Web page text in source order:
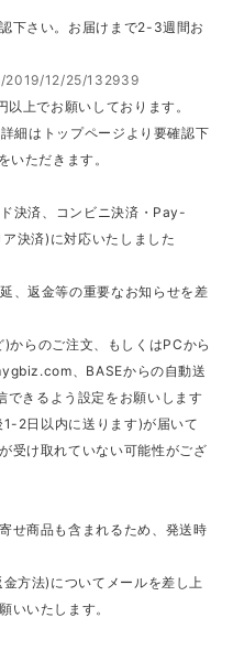
下さい。お届けまで2-3週間お
12/25/132939
上でお願いしております。
細はトップページより要確認下
ただきます。
決済、コンビニ決済・Pay-
決済)に対応いたしました
、返金等の重要なお知らせを差
らのご注文、もしくはPCから
、BASEからの自動送
できるよう設定をお願いします
2日以内に送ります)が届いて
受け取れていない可能性がござ
せ商品も含まれるため、発送時
方法)についてメールを差し上
いいたします。